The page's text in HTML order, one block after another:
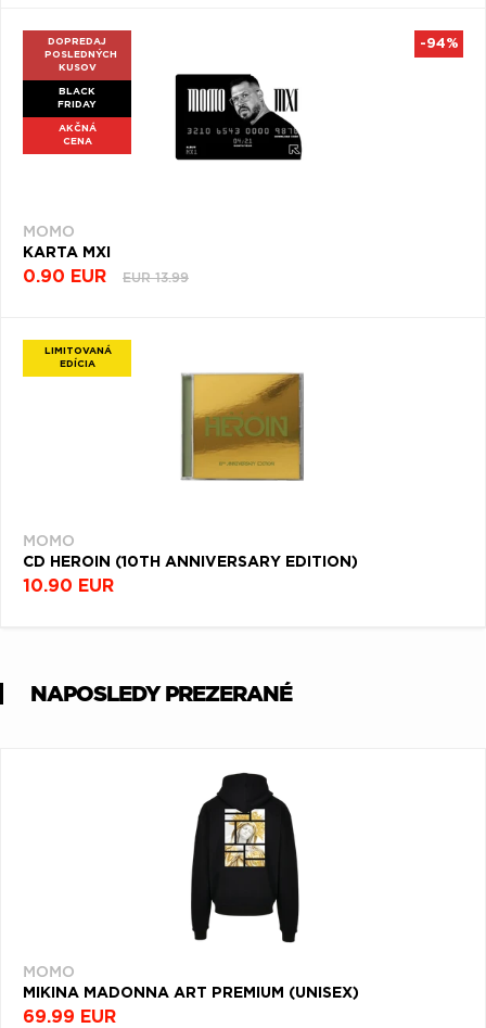
DOPREDAJ
POSLEDNÝCH
KUSOV
BLACK
FRIDAY
AKČNÁ
CENA
MOMO
KARTA MXI
0.90 EUR EUR 13.99
-94%
LIMITOVANÁ
EDÍCIA
MOMO
CD HEROIN (10TH ANNIVERSARY EDITION)
10.90 EUR
NAPOSLEDY PREZERANÉ
MOMO
MIKINA MADONNA ART PREMIUM (UNISEX)
69.99 EUR